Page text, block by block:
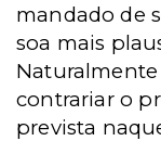
mandado de
soa mais
contrariar o
prevista